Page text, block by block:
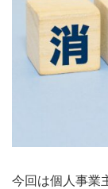
今回は個人事業